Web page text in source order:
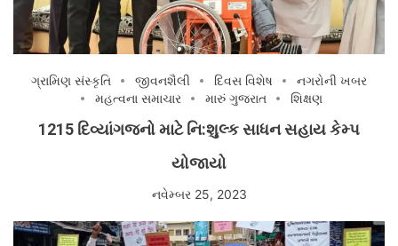
ગ્રામિણ સંસ્કૃતિ જીવનશૈલી દિવસ વિશેષ
નગરોની ખબર
મહત્વના સમાચાર
મારું ગુજરાત શિક્ષણ
1215 દિવ્યાંગજનો માટે નિ:શુલ્ક સાધન સહાય કેમ્પ
યોજાયો
નવેમ્બર 25, 2023